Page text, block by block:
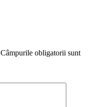
Câmpurile obligatorii sunt